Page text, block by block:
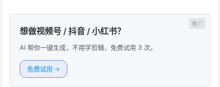
想做视频号 / 抖音 / 小红书？
AI 帮你一键生成，不用学剪辑，免费试用 3 次。
免费试用 →